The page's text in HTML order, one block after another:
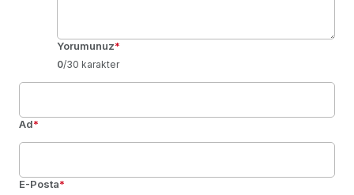
Yorumunuz*
0/30 karakter
Ad*
E-Posta*